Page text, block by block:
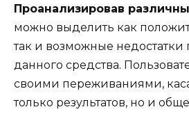
Проанализировав
можно выделить как
так и возможные
данного средства.
своими переживаниями,
только результатов, но и